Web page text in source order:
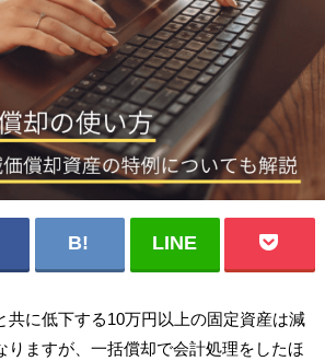
共に低下する10万円以上の固定資産は減
りますが、一括償却で会計処理をしたほ